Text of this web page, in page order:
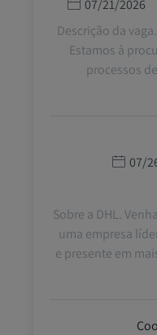
07/21/2026
Descrição da
Estamos à
processos
07/
Sobre a DHL.
uma empresa
e presente em